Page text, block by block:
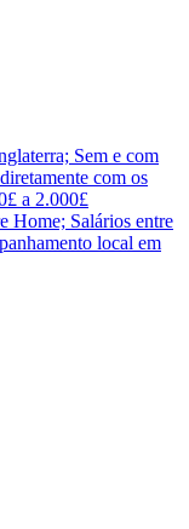
Sem e com
com os
a 2.000£
Home; Salários entre
local em